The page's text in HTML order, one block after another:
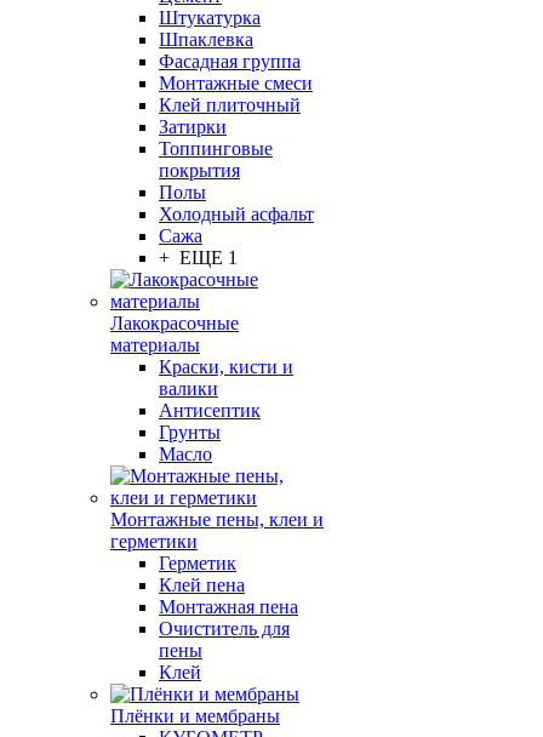
Штукатурка
Шпаклевка
Фасадная группа
Монтажные смеси
Клей плиточный
Затирки
Топпинговые
покрытия
Полы
Холодный асфальт
Сажа
+ ЕЩЕ 1
Лакокрасочные
материалы
Краски, кисти и
валики
Антисептик
Грунты
Масло
Монтажные пены, клеи и
герметики
Герметик
Клей пена
Монтажная пена
Очиститель для
пены
Клей
Плёнки и мембраны